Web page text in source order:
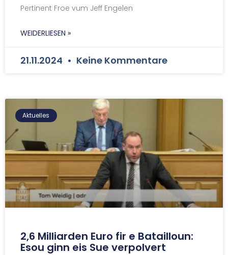
Pertinent Froe vum Jeff Engelen
WEIDERLIESEN »
21.11.2024 Keine Kommentare
Aktuelles
2,6 Milliarden Euro fir e Batailloun:
Esou ginn eis Sue verpolvert